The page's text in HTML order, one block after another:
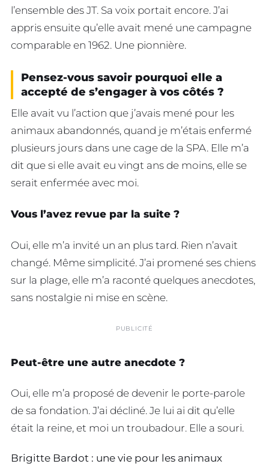
l’ensemble des JT. Sa voix portait encore. J’ai
appris ensuite qu’elle avait mené une campagne
comparable en 1962. Une pionnière.
Pensez-vous savoir pourquoi elle a
accepté de s’engager à vos côtés ?
Elle avait vu l’action que j’avais mené pour les
animaux abandonnés, quand je m’étais enfermé
plusieurs jours dans une cage de la SPA. Elle m’a
dit que si elle avait eu vingt ans de moins, elle se
serait enfermée avec moi.
Vous l’avez revue par la suite ?
Oui, elle m’a invité un an plus tard. Rien n’avait
changé. Même simplicité. J’ai promené ses chiens
sur la plage, elle m’a raconté quelques anecdotes,
sans nostalgie ni mise en scène.
PUBLICITÉ
Peut-être une autre anecdote ?
Oui, elle m’a proposé de devenir le porte-parole
de sa fondation. J’ai décliné. Je lui ai dit qu’elle
était la reine, et moi un troubadour. Elle a souri.
Brigitte Bardot : une vie pour les animaux